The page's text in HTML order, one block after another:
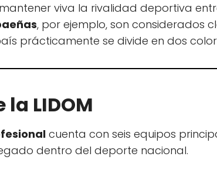
viva la rivalidad deportiva
, por ejemplo, son considerados
prácticamente se divide en dos
LIDOM
cuenta con seis equipos
dentro del deporte nacional.